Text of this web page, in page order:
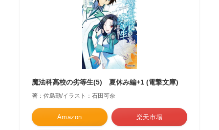
魔法科高校の劣等生(5) 夏休み編+1 (電撃文庫)
著：佐島勤/イラスト：石田可奈
Amazon 楽天市場